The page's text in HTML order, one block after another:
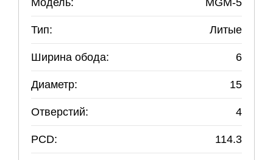
Модель: MGM-5
Тип: Литые
Ширина обода: 6
Диаметр: 15
Отверстий: 4
PCD: 114.3